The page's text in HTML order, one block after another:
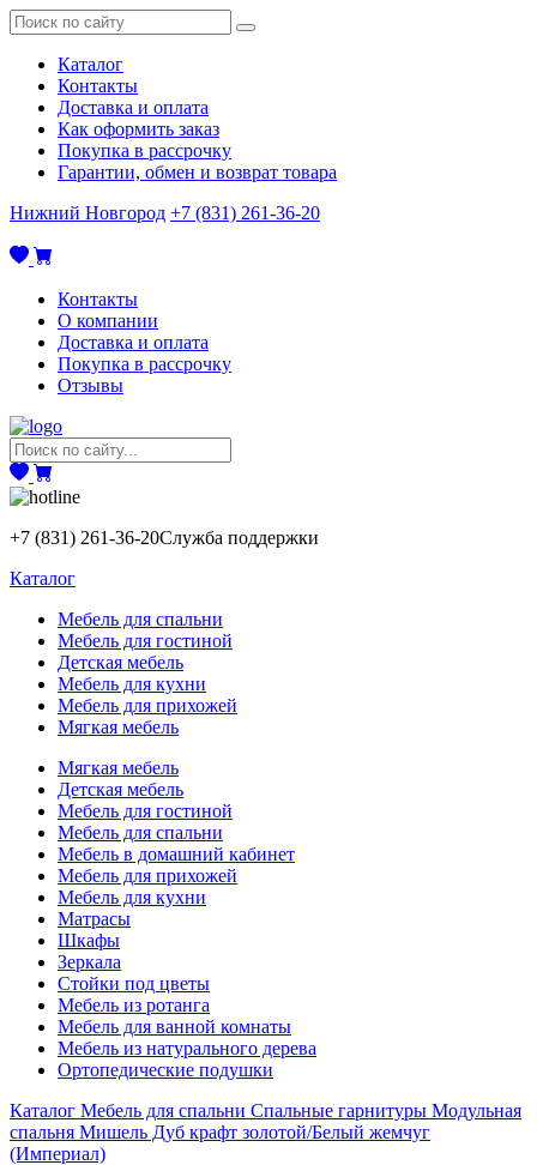
Каталог
Контакты
Доставка и оплата
Как оформить заказ
Покупка в рассрочку
Гарантии, обмен и возврат товара
Нижний Новгород +7 (831) 261-36-20
Контакты
О компании
Доставка и оплата
Покупка в рассрочку
Отзывы
+7 (831) 261-36-20Служба поддержки
Каталог
Мебель для спальни
Мебель для гостиной
Детская мебель
Мебель для кухни
Мебель для прихожей
Мягкая мебель
Мягкая мебель
Детская мебель
Мебель для гостиной
Мебель для спальни
Мебель в домашний кабинет
Мебель для прихожей
Мебель для кухни
Матрасы
Шкафы
Зеркала
Стойки под цветы
Мебель из ротанга
Мебель для ванной комнаты
Мебель из натурального дерева
Ортопедические подушки
Каталог Мебель для спальни Спальные гарнитуры Модульная
спальня Мишель Дуб крафт золотой/Белый жемчуг
(Империал)